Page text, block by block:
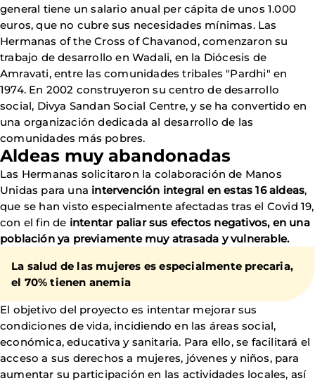
general tiene un salario anual per cápita de unos 1.000
euros, que no cubre sus necesidades mínimas. Las
Hermanas of the Cross of Chavanod, comenzaron su
trabajo de desarrollo en Wadali, en la Diócesis de
Amravati, entre las comunidades tribales "Pardhi" en
1974. En 2002 construyeron su centro de desarrollo
social, Divya Sandan Social Centre, y se ha convertido en
una organización dedicada al desarrollo de las
comunidades más pobres.
Aldeas muy abandonadas
Las Hermanas solicitaron la colaboración de Manos
Unidas para una intervención integral en estas 16 aldeas,
que se han visto especialmente afectadas tras el Covid 19,
con el fin de intentar paliar sus efectos negativos, en una
población ya previamente muy atrasada y vulnerable.
La salud de las mujeres es especialmente precaria,
el 70% tienen anemia
El objetivo del proyecto es intentar mejorar sus
condiciones de vida, incidiendo en las áreas social,
económica, educativa y sanitaria. Para ello, se facilitará el
acceso a sus derechos a mujeres, jóvenes y niños, para
aumentar su participación en las actividades locales, así